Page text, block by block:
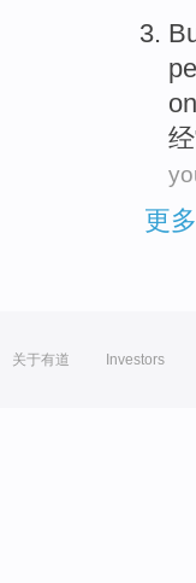
更
关于有道 Investors